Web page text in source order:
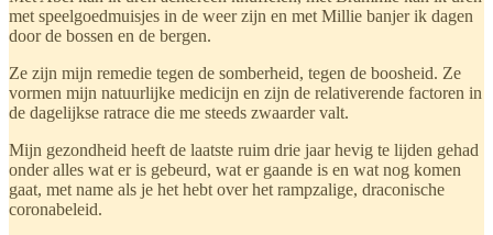
met speelgoedmuisjes in de weer zijn en met Millie banjer ik dagen
door de bossen en de bergen.
Ze zijn mijn remedie tegen de somberheid, tegen de boosheid. Ze
vormen mijn natuurlijke medicijn en zijn de relativerende factoren in
de dagelijkse ratrace die me steeds zwaarder valt.
Mijn gezondheid heeft de laatste ruim drie jaar hevig te lijden gehad
onder alles wat er is gebeurd, wat er gaande is en wat nog komen
gaat, met name als je het hebt over het rampzalige, draconische
coronabeleid.